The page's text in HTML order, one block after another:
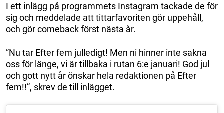
I ett inlägg på programmets Instagram tackade de för
sig och meddelade att tittarfavoriten gör uppehåll,
och gör comeback först nästa år.
”Nu tar Efter fem julledigt! Men ni hinner inte sakna
oss för länge, vi är tillbaka i rutan 6:e januari! God jul
och gott nytt år önskar hela redaktionen på Efter
fem!!”, skrev de till inlägget.